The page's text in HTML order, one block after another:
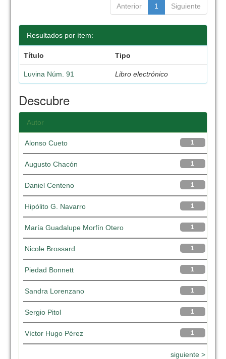
Anterior 1 Siguiente
Resultados por ítem:
Título Tipo
Luvina Núm. 91 Libro electrónico
Descubre
Autor
1
Alonso Cueto
1
Augusto Chacón
1
Daniel Centeno
1
Hipólito G. Navarro
1
María Guadalupe Morfín Otero
1
Nicole Brossard
1
Piedad Bonnett
1
Sandra Lorenzano
1
Sergio Pitol
1
Víctor Hugo Pérez
siguiente >